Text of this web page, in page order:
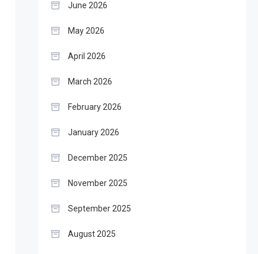
June 2026
May 2026
April 2026
March 2026
February 2026
January 2026
December 2025
November 2025
September 2025
August 2025